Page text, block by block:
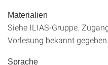
Materialien
Siehe ILIAS-Gruppe.
Vorlesung bekannt gegeben.
Sprache